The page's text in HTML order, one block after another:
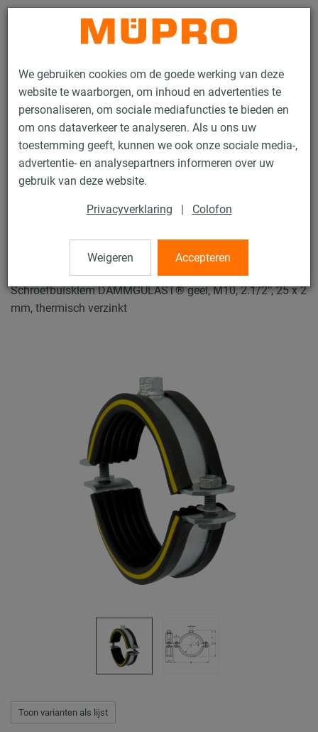
We gebruiken cookies om de goede werking van deze
website te waarborgen, om inhoud en advertenties te
personaliseren, om sociale mediafuncties te bieden en
om ons dataverkeer te analyseren. Als u ons uw
toestemming geeft, kunnen we ook onze sociale media-,
advertentie- en analysepartners informeren over uw
gebruik van deze website.
Privacyverklaring | Colofon
Weigeren Accepteren
Contact
Producten Bevestigingstechniek
Buisklemmen
Schroefbuisklemmen
Schroefbuisklemmen
Schroefbuisklem DÄMMGULAST® geel, M10, 2.1/2", 25 x 2
mm, thermisch verzinkt
Toon varianten als lijst